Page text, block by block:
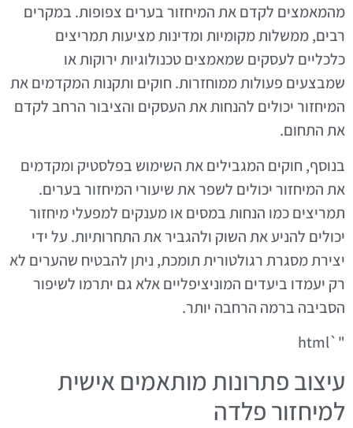
מהמאמצים לקדם את המיחזור בערים צפופות. במקרים
רבים, ממשלות מקומיות ומדינות מציעות תמריצים
כלכליים לעסקים שמאמצים טכנולוגיות ירוקות או
שמבצעים פעולות ממוחזרות. חוקים ותקנות המקדמים את
המיחזור יכולים להנחות את העסקים והציבור הרחב לקדם
את התחום.
בנוסף, חוקים המגבילים את השימוש בפלסטיק ומקדמים
את המיחזור יכולים לשפר את שיעורי המיחזור בערים.
תמריצים כמו הנחות במסים או מענקים למפעלי מיחזור
יכולים להניע את השוק ולהגביר את התחרותיות. על ידי
יצירת מסגרת רגולטורית תומכת, ניתן להבטיח שהערים לא
רק יעמדו ביעדים המוניציפליים אלא גם יתרמו לשיפור
הסביבה ברמה הרחבה יותר.
"`html
עיצוב פתרונות מותאמים אישית
למיחזור פלדה